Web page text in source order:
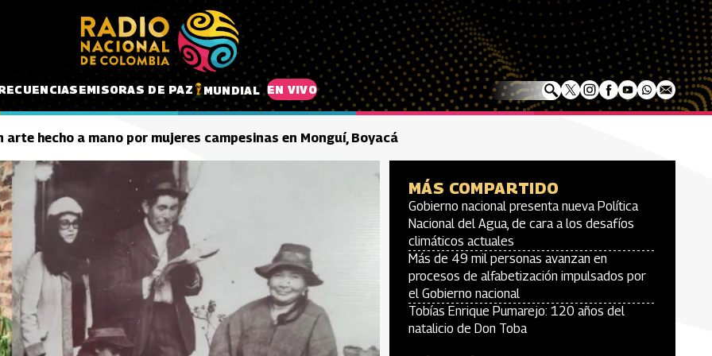
EMISORAS DE PAZ MUNDIAL EN VIVO
arte hecho a mano por mujeres campesinas en Monguí, Boyacá
MÁS COMPARTIDO
Gobierno nacional presenta nueva Política
Nacional del Agua, de cara a los desafíos
climáticos actuales
Más de 49 mil personas avanzan en
procesos de alfabetización impulsados por
el Gobierno nacional
Tobías Enrique Pumarejo: 120 años del
natalicio de Don Toba